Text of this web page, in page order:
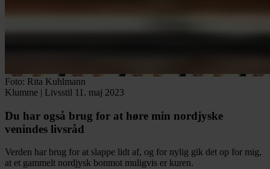
Foto: Rita Kuhlmann
Klumme | Livsstil 11. maj 2023
Du har også brug for at høre min nordjyske
venindes livsråd
Verden har brug for at slappe lidt af, og for nylig gik det op for mig,
at et gammelt nordjysk bonmot muligvis er kuren.